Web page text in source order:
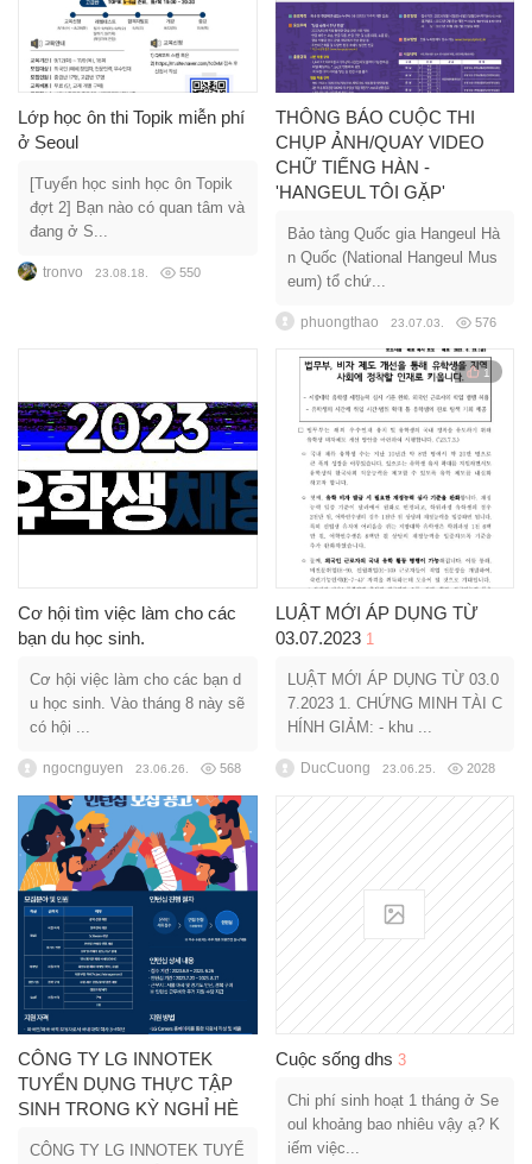
Lớp học ôn thi Topik miễn phí
ở Seoul
[Tuyển học sinh học ôn Topik
đợt 2] Bạn nào có quan tâm và
đang ở S...
tronvo 23.08.18. 550
THÔNG BÁO CUỘC THI
CHỤP ẢNH/QUAY VIDEO
CHỮ TIẾNG HÀN -
'HANGEUL TÔI GẶP'
Bảo tàng Quốc gia Hangeul Hà
n Quốc (National Hangeul Mus
eum) tổ chứ...
phuongthao 23.07.03. 576
Cơ hội tìm việc làm cho các
bạn du học sinh.
Cơ hội việc làm cho các bạn d
u học sinh. Vào tháng 8 này sẽ
có hội ...
ngocnguyen 23.06.26. 568
1
LUẬT MỚI ÁP DỤNG TỪ
03.07.2023 1
LUẬT MỚI ÁP DỤNG TỪ 03.0
7.2023 1. CHỨNG MINH TÀI C
HÍNH GIẢM: - khu ...
DucCuong 23.06.25. 2028
CÔNG TY LG INNOTEK
TUYỂN DỤNG THỰC TẬP
SINH TRONG KỲ NGHỈ HÈ
CÔNG TY LG INNOTEK TUYỂ
Cuộc sống dhs 3
Chi phí sinh hoạt 1 tháng ở Se
oul khoảng bao nhiêu vậy ạ? K
iếm việc...